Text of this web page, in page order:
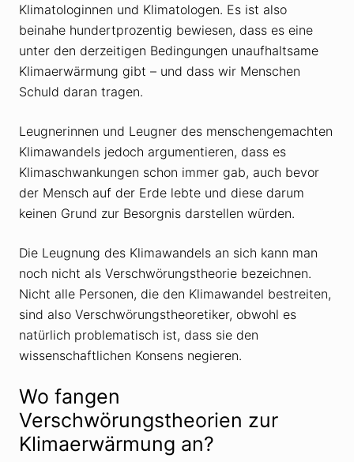
Klimatologinnen und Klimatologen. Es ist also
beinahe hundertprozentig bewiesen, dass es eine
unter den derzeitigen Bedingungen unaufhaltsame
Klimaerwärmung gibt – und dass wir Menschen
Schuld daran tragen.
Leugnerinnen und Leugner des menschengemachten
Klimawandels jedoch argumentieren, dass es
Klimaschwankungen schon immer gab, auch bevor
der Mensch auf der Erde lebte und diese darum
keinen Grund zur Besorgnis darstellen würden.
Die Leugnung des Klimawandels an sich kann man
noch nicht als Verschwörungstheorie bezeichnen.
Nicht alle Personen, die den Klimawandel bestreiten,
sind also Verschwörungstheoretiker, obwohl es
natürlich problematisch ist, dass sie den
wissenschaftlichen Konsens negieren.
Wo fangen
Verschwörungstheorien zur
Klimaerwärmung an?